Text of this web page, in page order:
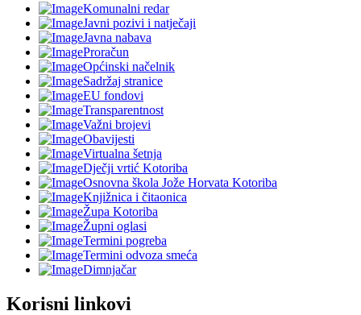
Komunalni redar
Javni pozivi i natječaji
Javna nabava
Proračun
Općinski načelnik
Sadržaj stranice
EU fondovi
Transparentnost
Važni brojevi
Obavijesti
Virtualna šetnja
Dječji vrtić Kotoriba
Osnovna škola Jože Horvata Kotoriba
Knjižnica i čitaonica
Župa Kotoriba
Župni oglasi
Termini pogreba
Termini odvoza smeća
Dimnjačar
Korisni linkovi